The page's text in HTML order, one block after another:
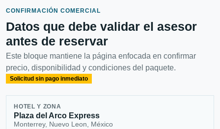
CONFIRMACIÓN COMERCIAL
Datos que debe validar el asesor
antes de reservar
Este bloque mantiene la página enfocada en confirmar
precio, disponibilidad y condiciones del paquete.
Solicitud sin pago inmediato
HOTEL Y ZONA
Plaza del Arco Express
Monterrey, Nuevo Leon, México